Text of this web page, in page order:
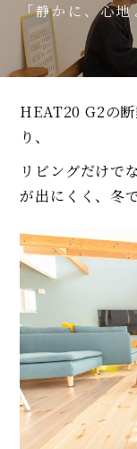
「静かに、心地
HEAT20 G2の
り、
リビングだけで
が出にくく、冬